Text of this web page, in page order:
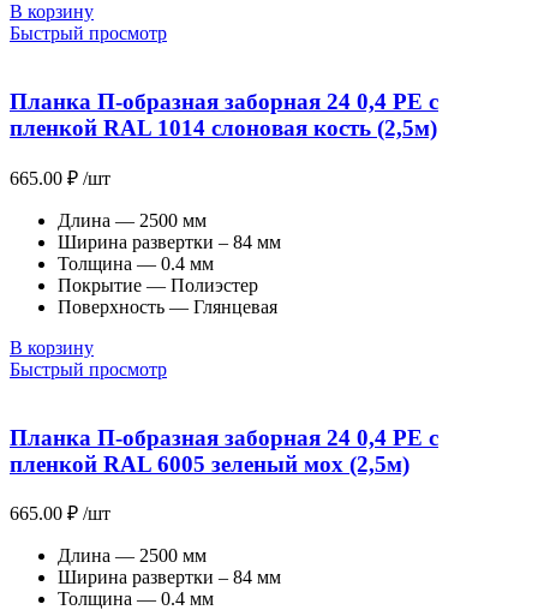
В корзину
Быстрый просмотр
Планка П-образная заборная 24 0,4 PE с
пленкой RAL 1014 слоновая кость (2,5м)
665.00 ₽ /шт
Длина — 2500 мм
Ширина развертки – 84 мм
Толщина — 0.4 мм
Покрытие — Полиэстер
Поверхность — Глянцевая
В корзину
Быстрый просмотр
Планка П-образная заборная 24 0,4 PE с
пленкой RAL 6005 зеленый мох (2,5м)
665.00 ₽ /шт
Длина — 2500 мм
Ширина развертки – 84 мм
Толщина — 0.4 мм